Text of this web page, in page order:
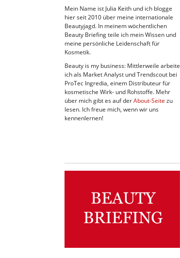
Mein Name ist Julia Keith und ich blogge
hier seit 2010 über meine internationale
Beautyjagd. In meinem wöchentlichen
Beauty Briefing teile ich mein Wissen und
meine persönliche Leidenschaft für
Kosmetik.
Beauty is my business: Mittlerweile arbeite
ich als Market Analyst und Trendscout bei
ProTec Ingredia, einem Distributeur für
kosmetische Wirk- und Rohstoffe. Mehr
über mich gibt es auf derAbout-Seite zu
lesen. Ich freue mich, wenn wir uns
kennenlernen!